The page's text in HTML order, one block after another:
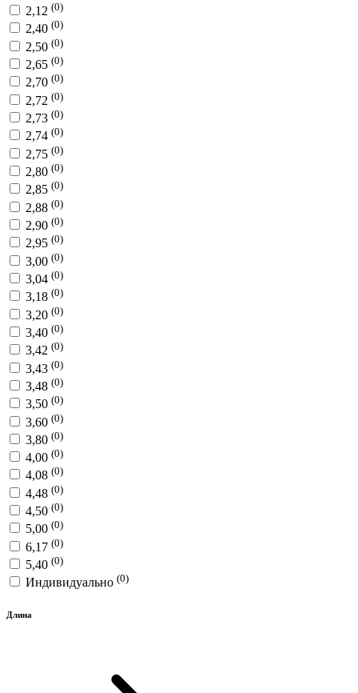
2,12 (0)
2,40 (0)
2,50 (0)
2,65 (0)
2,70 (0)
2,72 (0)
2,73 (0)
2,74 (0)
2,75 (0)
2,80 (0)
2,85 (0)
2,88 (0)
2,90 (0)
2,95 (0)
3,00 (0)
3,04 (0)
3,18 (0)
3,20 (0)
3,40 (0)
3,42 (0)
3,43 (0)
3,48 (0)
3,50 (0)
3,60 (0)
3,80 (0)
4,00 (0)
4,08 (0)
4,48 (0)
4,50 (0)
5,00 (0)
6,17 (0)
5,40 (0)
Индивидуально (0)
Длина